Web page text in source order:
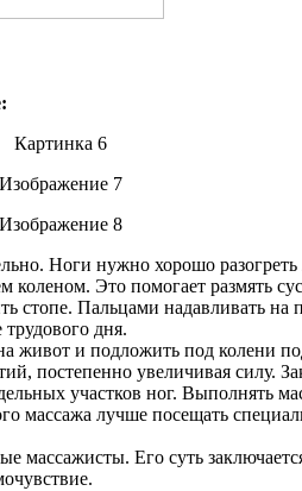
Ноги нужно хорошо
Это помогает размять
Пальцами надавливать на
дня.
и подложить под колени
постепенно увеличивая силу.
участков ног. Выполнять
массажа лучше посещать
Его суть